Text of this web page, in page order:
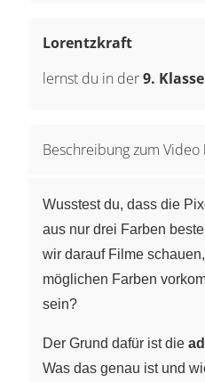
Lorentzkraft
lernst du in der9. Klasse
Beschreibung zum Video
Wusstest du, dass die
aus nur drei Farben
wir darauf Filme
möglichen Farben
sein?
Der Grund dafür ist die
Was das genau ist und